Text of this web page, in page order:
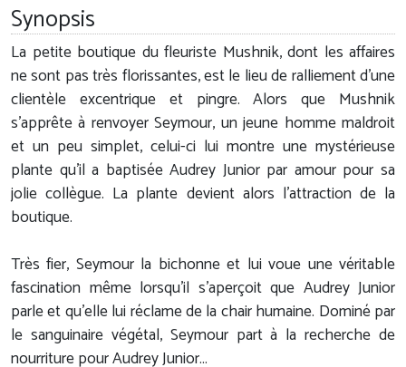
Synopsis
La petite boutique du fleuriste Mushnik, dont les affaires
ne sont pas très florissantes, est le lieu de ralliement d’une
clientèle excentrique et pingre. Alors que Mushnik
s’apprête à renvoyer Seymour, un jeune homme maldroit
et un peu simplet, celui-ci lui montre une mystérieuse
plante qu’il a baptisée Audrey Junior par amour pour sa
jolie collègue. La plante devient alors l’attraction de la
boutique.
Très fier, Seymour la bichonne et lui voue une véritable
fascination même lorsqu’il s’aperçoit que Audrey Junior
parle et qu’elle lui réclame de la chair humaine. Dominé par
le sanguinaire végétal, Seymour part à la recherche de
nourriture pour Audrey Junior…